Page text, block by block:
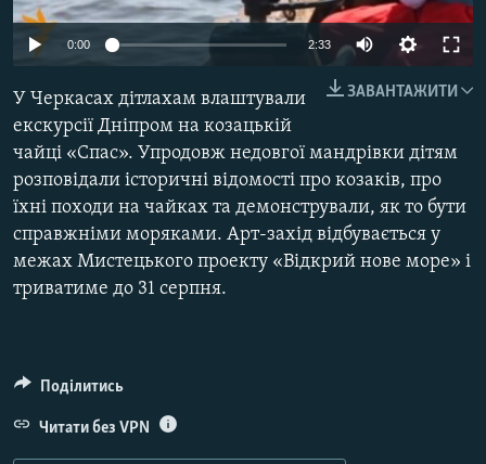
МУЛЬТИМЕДІА
ФОТО
СПЕЦПРОЄКТИ
ПОДКАСТИ
УКР
КТАТ
0:00 2:33
ЗАВАНТАЖИТИ
У Черкасах дітлахам влаштували
екскурсії Дніпром на козацькій
чайці «Спас». Упродовж недовгої мандрівки дітям
розповідали історичні відомості про козаків, про
їхні походи на чайках та демонстрували, як то бути
справжніми моряками. Арт-захід відбувається у
межах Мистецького проекту «Відкрий нове море» і
триватиме до 31 серпня.
Поділитись
Читати без VPN